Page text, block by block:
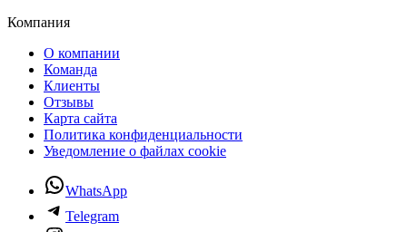
Компания
О компании
Команда
Клиенты
Отзывы
Карта сайта
Политика конфиденциальности
Уведомление о файлах cookie
WhatsApp
Telegram